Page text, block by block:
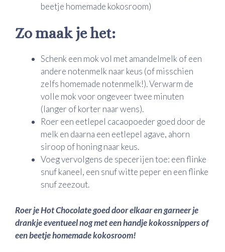
beetje homemade kokosroom)
Zo maak je het:
Schenk een mok vol met amandelmelk of een
andere notenmelk naar keus (of misschien
zelfs homemade notenmelk!). Verwarm de
volle mok voor ongeveer twee minuten
(langer of korter naar wens).
Roer een eetlepel cacaopoeder goed door de
melk en daarna een eetlepel agave, ahorn
siroop of honing naar keus.
Voeg vervolgens de specerijen toe: een flinke
snuf kaneel, een snuf witte peper en een flinke
snuf zeezout.
Roer je Hot Chocolate goed door elkaar en garneer je
drankje eventueel nog met een handje kokossnippers of
een beetje homemade kokosroom!